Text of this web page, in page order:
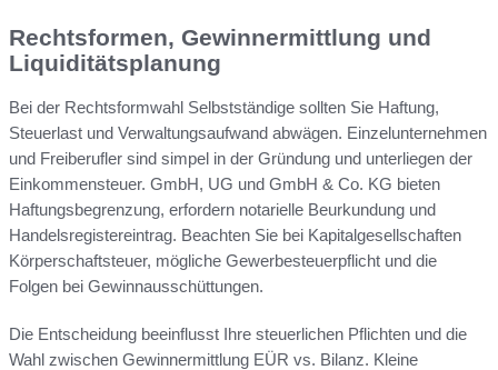
Rechtsformen, Gewinnermittlung und
Liquiditätsplanung
Bei der Rechtsformwahl Selbstständige sollten Sie Haftung,
Steuerlast und Verwaltungsaufwand abwägen. Einzelunternehmen
und Freiberufler sind simpel in der Gründung und unterliegen der
Einkommensteuer. GmbH, UG und GmbH & Co. KG bieten
Haftungsbegrenzung, erfordern notarielle Beurkundung und
Handelsregistereintrag. Beachten Sie bei Kapitalgesellschaften
Körperschaftsteuer, mögliche Gewerbesteuerpflicht und die
Folgen bei Gewinnausschüttungen.
Die Entscheidung beeinflusst Ihre steuerlichen Pflichten und die
Wahl zwischen Gewinnermittlung EÜR vs. Bilanz. Kleine